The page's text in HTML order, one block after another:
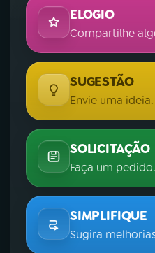
ELOGIO
Compartilhe
SUGESTÃO
Envie uma ideia.
SOLICITAÇÃO
Faça um pedido.
SIMPLIFIQUE
Sugira